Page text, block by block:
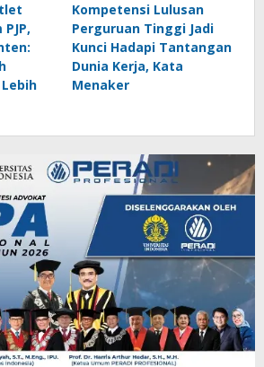
Kompetensi Lulusan
Perguruan Tinggi Jadi
Kunci Hadapi Tantangan
Dunia Kerja, Kata
Menaker